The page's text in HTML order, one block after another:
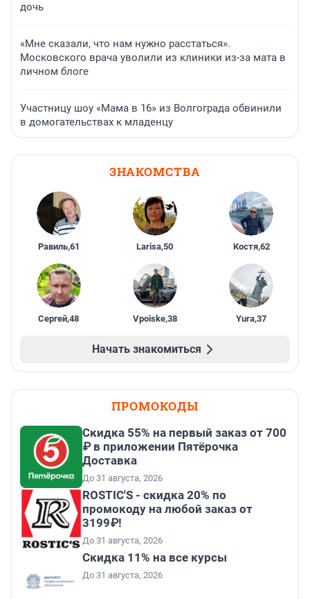
дочь
«Мне сказали, что нам нужно расстаться».
Московского врача уволили из клиники из-за мата в
личном блоге
Участницу шоу «Мама в 16» из Волгограда обвинили
в домогательствах к младенцу
ЗНАКОМСТВА
Равиль,61 Larisa,50 Костя,62
Сергей,48 Vpoiske,38 Yura,37
Начать знакомиться
ПРОМОКОДЫ
Скидка 55% на первый заказ от 700
₽ в приложении Пятёрочка
Доставка
До 31 августа, 2026
ROSTIC'S - скидка 20% по
промокоду на любой заказ от
3199₽!
До 31 августа, 2026
Скидка 11% на все курсы
До 31 августа, 2026